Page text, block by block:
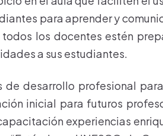
para aprender y
los docentes estén
a sus estudiantes.
de desarrollo profesional
inicial para futuros
experiencias